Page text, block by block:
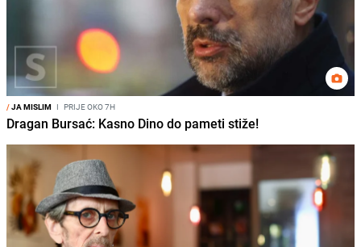
/JA MISLIM I PRIJE OKO 7H
Dragan Bursać: Kasno Dino do pameti stiže!